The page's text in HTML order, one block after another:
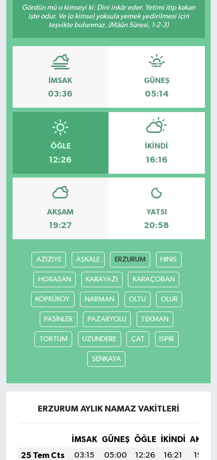
Gördün mü o kimseyi ki: Dini inkâr eder. Yetimi itip kakan
işte odur. Ve (o kimse) yoksula yemek yedirilmesi için
teşvikte bulunmaz. (Mâûn Sûresi, 1-2-3)
İMSAK
03:36
GÜNEŞ
05:14
ÖĞLE
12:26
İKINDI
16:16
AKŞAM
19:27
YATSI
20:58
AZİZİYE AŞKALE ERZURUM HINIS
HORASAN KARAYAZI KARAÇOBAN
KÖPRÜKÖY NARMAN OLTU OLUR
PASİNLER PAZARYOLU TEKMAN
TORTUM UZUNDERE ÇAT İSPİR
ŞENKAYA
ERZURUM AYLIK NAMAZ VAKITLERI
İMSAK GÜNEŞ ÖĞLE İKINDI
25 Tem Cts
03:15 05:00 12:26 16:21
19:43